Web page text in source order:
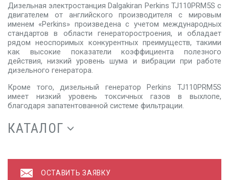
КАТАЛОГ
ОСТАВИТЬ ЗАЯВКУ
Дизельная электростанция Dalgakiran Perkins TJ110PRM5S c
двигателем от английского производителя с мировым
именем «Perkins» произведена с учетом международных
стандартов в области генераторостроения, и обладает
рядом неоспоримых конкурентных преимуществ, такими
как высокие показатели коэффициента полезного
действия, низкий уровень шума и вибрации при работе
дизельного генератора.
Кроме того, дизельный генератор Perkins TJ110PRM5S
имеет низкий уровень токсичных газов в выхлопе,
благодаря запатентованной системе фильтрации.